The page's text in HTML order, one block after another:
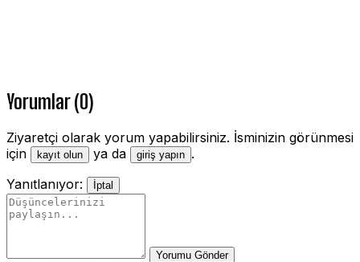
Yorumlar (0)
Ziyaretçi olarak yorum yapabilirsiniz. İsminizin görünmesi
için
kayıt olun ya da giriş yapın .
Yanıtlanıyor:
İptal
Yorumu Gönder